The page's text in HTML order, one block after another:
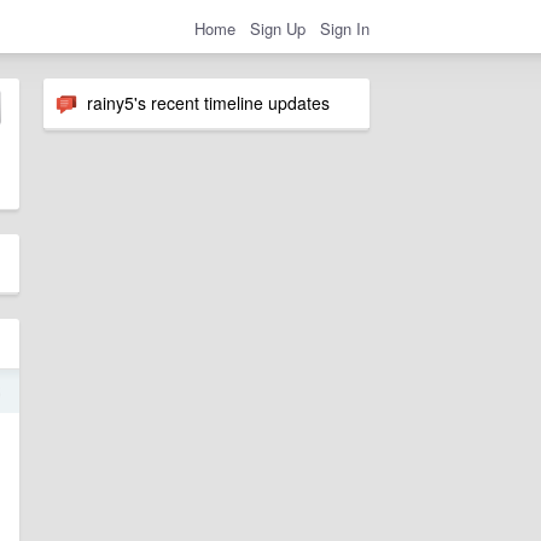
Home Sign Up Sign In
rainy5's recent timeline updates